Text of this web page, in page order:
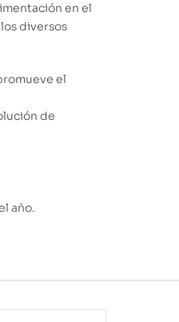
en el
diversos
el
de
año.